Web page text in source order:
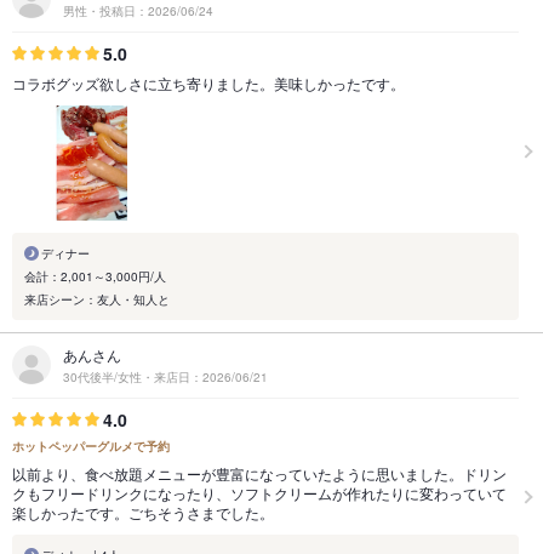
男性・投稿日：2026/06/24
5.0
コラボグッズ欲しさに立ち寄りました。美味しかったです。
ディナー
会計：2,001～3,000円/人
来店シーン：友人・知人と
あんさん
30代後半/女性・来店日：2026/06/21
4.0
ホットペッパーグルメで予約
以前より、食べ放題メニューが豊富になっていたように思いました。ドリン
クもフリードリンクになったり、ソフトクリームが作れたりに変わっていて
楽しかったです。ごちそうさまでした。